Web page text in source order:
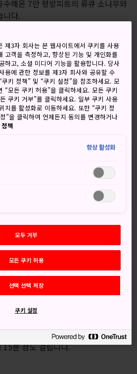
해온 7만 평방피트의 류큐 소나무와
니다.
이며, 신주쿠의 마천루들 사이에 자리
는 도쿄 올림픽과 패럴림픽의 개막식
정이며, 트랙경기와 육상 경기, 축구
다.
)이 투입된 이 경기장은 유명 건축가
설, 아즈사 셋케이의 합작으로 건설되
는 듯한 선
식 좌석의 시야를 방해하지 않는
본선의 고쿠리쓰-쿄기조역에서 도보
입니다. 아니면 긴자 지하철 노선의 가
15분 정도 걸립니다.
제3자 회사는 본 웹사이트에서 쿠키를 사용
고객을 측정하고, 향상된 기능 및 개인화를
하고, 소셜 미디어 기능을 활용합니다. 당사
용에 관한 정보를 제3자 회사와 공유할 수
키 정책” 및 “쿠키 설정”을 참조하세요. 모
“모든 쿠키 허용”을 클릭하세요. 모든 쿠키
쿠키 거부”를 클릭하세요. 일부 쿠키 사용
치를 활성화로 이동하세요. 또한 “쿠키 정
”을 클릭하여 언제든지 동의를 변경하거나
책
항상 활성화
모두 거부
모든 쿠키 허용
선택 선택 저장
쿠키 설정